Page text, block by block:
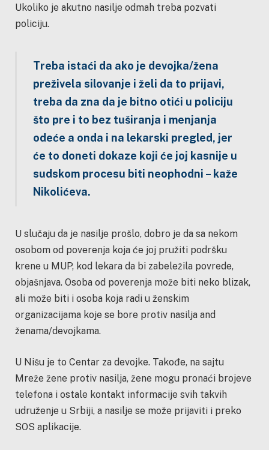
Ukoliko je akutno nasilje odmah treba pozvati
policiju.
Treba istaći da ako je devojka/žena
preživela silovanje i želi da to prijavi,
treba da zna da je bitno otići u policiju
što pre i to bez tuširanja i menjanja
odeće a onda i na lekarski pregled, jer
će to doneti dokaze koji će joj kasnije u
sudskom procesu biti neophodni – kaže
Nikolićeva.
U slučaju da je nasilje prošlo, dobro je da sa nekom
osobom od poverenja koja će joj pružiti podršku
krene u MUP, kod lekara da bi zabeležila povrede,
objašnjava. Osoba od poverenja može biti neko blizak,
ali može biti i osoba koja radi u ženskim
organizacijama koje se bore protiv nasilja and
ženama/devojkama.
U Nišu je to Centar za devojke. Takođe, na sajtu
Mreže žene protiv nasilja, žene mogu pronaći brojeve
telefona i ostale kontakt informacije svih takvih
udruženje u Srbiji, a nasilje se može prijaviti i preko
SOS aplikacije.